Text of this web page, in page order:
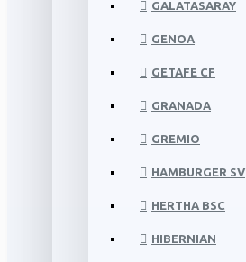
GALATASARAY
GENOA
GETAFE CF
GRANADA
GREMIO
HAMBURGER SV
HERTHA BSC
HIBERNIAN